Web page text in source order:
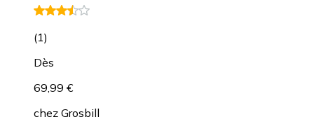
(1)
Dès
69,99 €
chez Grosbill